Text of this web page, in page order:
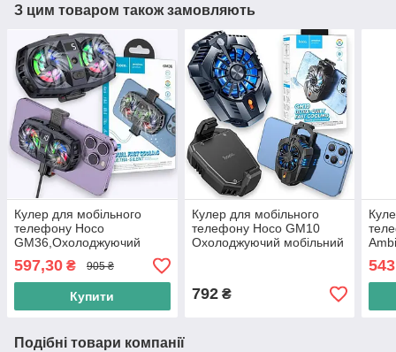
З цим товаром також замовляють
Кулер для мобільного
телефону Hoco
GM36,Охолоджуючий
мобільний кулер-
вентилятор для
смартфона, чорний
597,30 ₴ 905 ₴
Купити
Кулер для мобільного
телефону Hoco GM10
Охолоджуючий мобільний
792₴
543
Подібні товари компанії